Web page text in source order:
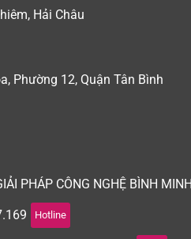
Hải Châu
Phường 12, Quận Tân Bình
PHÁP CÔNG NGHỆ BÌNH
Hotline